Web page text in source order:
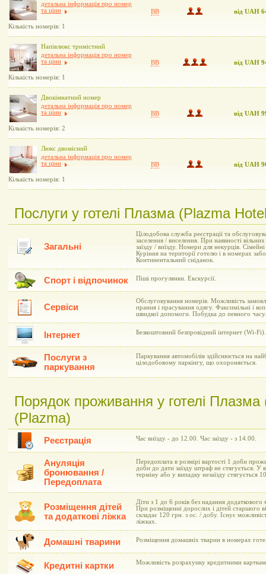
детальна інформація про номер
та ціни
Кількість номерів: 1
BB від UAH
Напівлюкс тримістний
детальна інформація про номер
та ціни
Кількість номерів: 1
BB від UAH
Двокімнатний номер
детальна інформація про номер
та ціни
Кількість номерів: 2
BB від UAH
Люкс двомісний
детальна інформація про номер
та ціни
Кількість номерів: 1
BB від UAH
Послуги у готелі Плазма (Plazma
Загальні
Цілодобова служба реєстрації та
заселення / виселення. При наявності
заїзду / виїзду. Номери для некурців.
Куріння на території готелю і в номерах
Континентальний сніданок.
Спорт і відпочинок Піші прогулянки. Екскурсії.
Сервіси
Обслуговування номерів. Можливість
прання і прасування одягу. Факсимільні і
швидкої допомоги. Побудка до певного
Інтернет Безкоштовний безпровідний інтернет (Wi-Fi).
Послуги з
паркування
Паркування автомобілів здійснюється на
цілодобовому паркінгу, що охороняється.
Порядок проживання у готелі
(Plazma)
Реєстрація Час виїзду - до 12.00. Час заїзду - з 14.00.
Ануляція
бронювання /
Передоплата
Передоплата в розмірі вартості 1 доби
доби до дати заїзду штраф не стягується. У
терміну або у випадку незаїзду стягується
Розміщення дітей
та додаткові ліжка
Діти з 1 до 6 років без надання
При розміщенні дорослих і дітей старшого
складає 120 грн. з ос. / добу. Існує
ліжках.
Домашні тварини Розміщення домашніх тварин в номерах
Кредитні картки Можливість розрахунку кредитними